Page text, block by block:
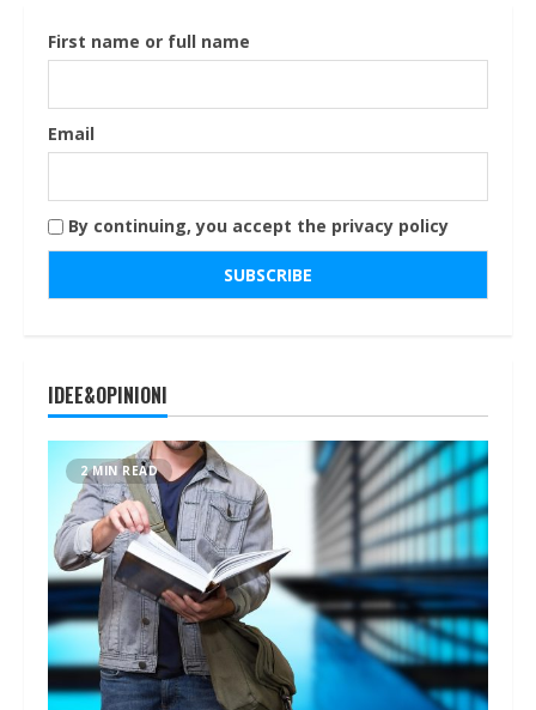
First name or full name
Email
By continuing, you accept the privacy policy
IDEE&OPINIONI
2 MIN READ